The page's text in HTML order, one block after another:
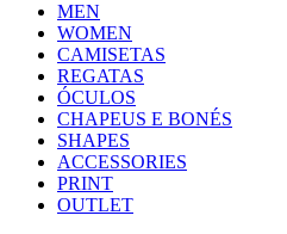
MEN
WOMEN
CAMISETAS
REGATAS
ÓCULOS
CHAPEUS E BONÉS
SHAPES
ACCESSORIES
PRINT
OUTLET